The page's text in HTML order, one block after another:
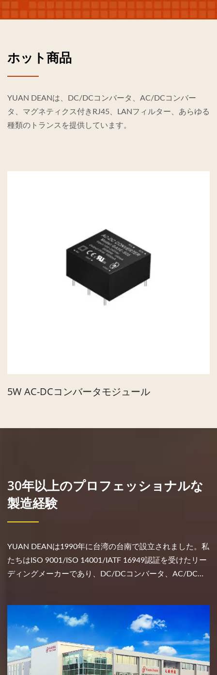
ホット商品
YUAN DEANは、DC/DCコンバータ、AC/DCコンバー
タ、マグネティクス付きRJ45、LANフィルター、あらゆる
種類のトランスを提供しています。
5W AC-DCコンバータモジュール
30年以上のプロフェッショナルな
製造経験
YUAN DEANは1990年に台湾の台南で設立されました。私
たちはISO 9001/ISO 14001/IATF 16949認証を受けたリー
ディングメーカーであり、DC/DCコンバータ、AC/DCコ